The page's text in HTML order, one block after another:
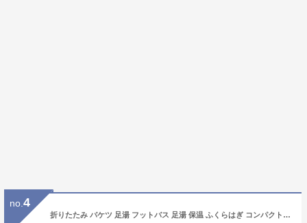
no. 4
折りたたみ バケツ 足湯 フットバス 足湯 保温 ふくらはぎ コンパクト 多用途 アウトドア 出張 旅行 釣り 洗車 洗濯 掃除 防災グッズ 21L 防水 自立式 耐熱 持ち運び 大容量 キャンプ 送料無料